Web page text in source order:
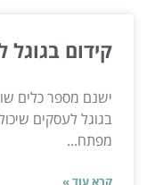
קידום בגוגל
ישנם מספר כלים
בגוגל לעסקים
מפתח...
קרא עוד »